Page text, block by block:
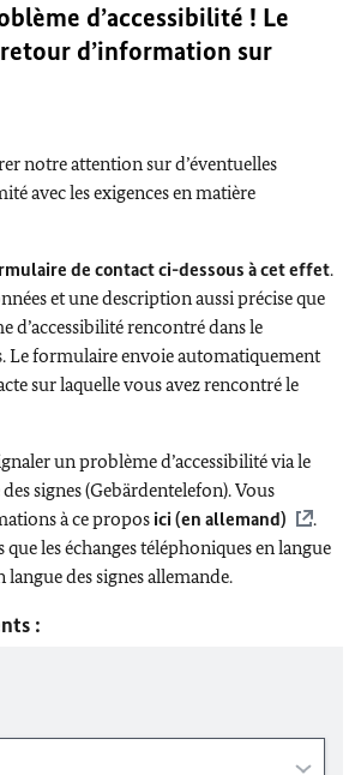
d’accessibilité ! Le
d’information sur
notre attention sur d’éventuelles
avec les exigences en matière
de contact ci-dessous à cet effet.
et une description aussi précise que
d’accessibilité rencontré dans le
Le formulaire envoie automatiquement
sur laquelle vous avez rencontré le
un problème d’accessibilité via le
signes (Gebärdentelefon). Vous
à ce propos ici (en allemand)
.
les échanges téléphoniques en langue
langue des signes allemande.
: